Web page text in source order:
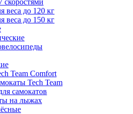
веса до 120 кг
веса до 150 кг
Team Comfort
Tech Team
самокатов
на лыжах